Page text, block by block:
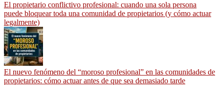
El propietario conflictivo profesional: cuando una sola persona
puede bloquear toda una comunidad de propietarios (y cómo actuar
legalmente)
El nuevo fenómeno del “moroso profesional” en las comunidades de
propietarios: cómo actuar antes de que sea demasiado tarde